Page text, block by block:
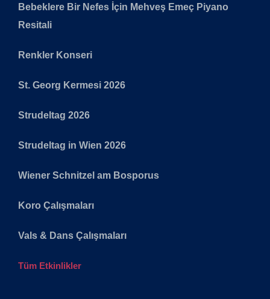
Bebeklere Bir Nefes İçin Mehveş Emeç Piyano
Resitali
Renkler Konseri
St. Georg Kermesi 2026
Strudeltag 2026
Strudeltag in Wien 2026
Wiener Schnitzel am Bosporus
Koro Çalışmaları
Vals & Dans Çalışmaları
Tüm Etkinlikler